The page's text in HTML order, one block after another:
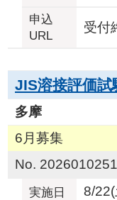
申込
URL
受付
JIS溶接評価試
多摩
6月募集
No.
実施日
8/22(